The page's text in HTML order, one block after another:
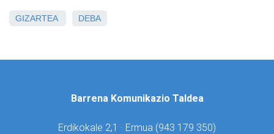
GIZARTEA DEBA
Barrena Komunikazio Taldea
Erdikokale 2,1 · Ermua (943 179 350)